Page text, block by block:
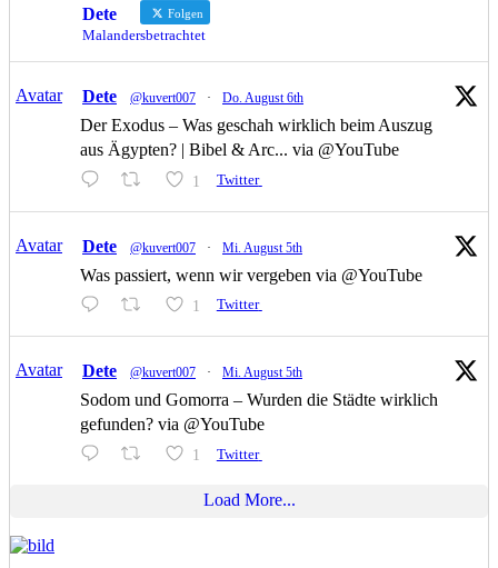
Dete Folgen
Malandersbetrachtet
Avatar Dete @kuvert007 · Do. August 6th
Der Exodus – Was geschah wirklich beim Auszug
aus Ägypten? | Bibel & Arc... via @YouTube
1 Twitter
Avatar Dete @kuvert007 · Mi. August 5th
Was passiert, wenn wir vergeben via @YouTube
1 Twitter
Avatar Dete @kuvert007 · Mi. August 5th
Sodom und Gomorra – Wurden die Städte wirklich
gefunden? via @YouTube
1 Twitter
Load More...